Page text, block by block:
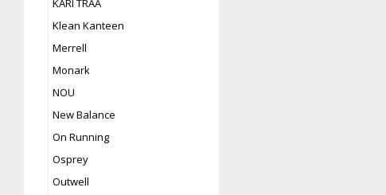
KARI TRAA
Klean Kanteen
Merrell
Monark
NOU
New Balance
On Running
Osprey
Outwell